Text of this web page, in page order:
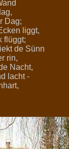
Dag;
liggt,
flüggt;
de Sünn
rin,
Nacht,
lacht -